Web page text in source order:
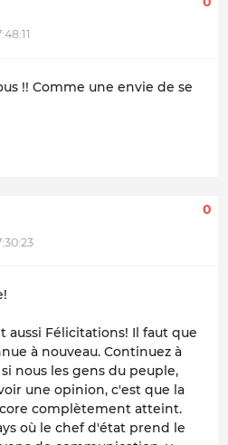
!! Comme une envie de se
0
aussi Félicitations! Il faut que
à nouveau. Continuez à
nous les gens du peuple,
une opinion, c'est que la
complètement atteint.
où le chef d'état prend le